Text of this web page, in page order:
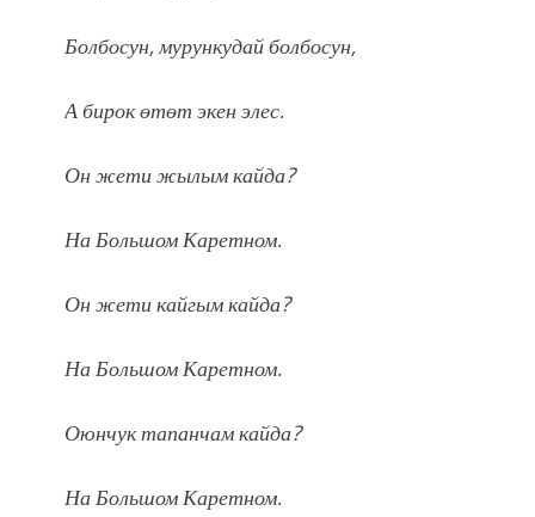
Болбосун, мурункудай болбосун,
А бирок өтөт экен элес.
Он жети жылым кайда?
На Большом Каретном.
Он жети кайгым кайда?
На Большом Каретном.
Оюнчук тапанчам кайда?
На Большом Каретном.